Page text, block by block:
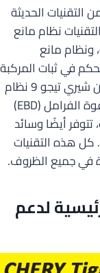
من التقنيات الحديثة
نظام مانع
ونظام مانع
في ثبات المركبة
لتوفير استقرار أفضل أثناء القيادة. كما يتضمن شيري تيجو 9 نظام
الفرامل المانع للانغلاق (ABS) ونظام توزيع قوة الفرامل (EBD)
أيضًا وسائد
كل هذه التقنيات
لدعم